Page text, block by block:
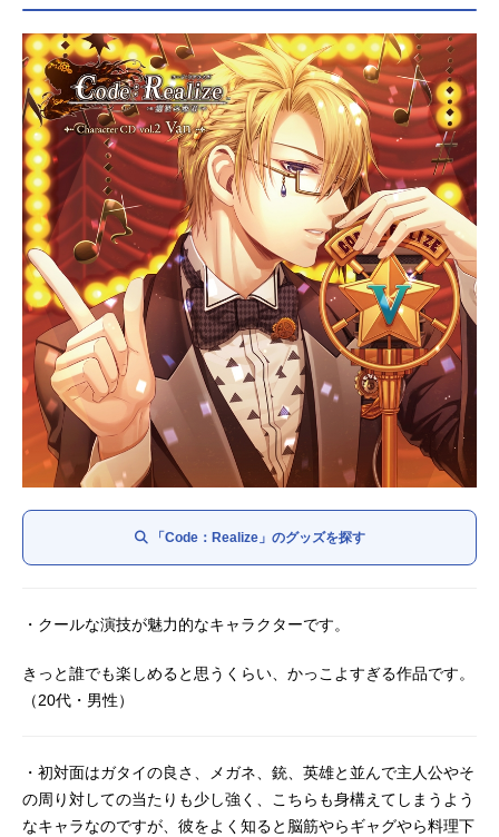
「Code：Realize」のグッズを探す
・クールな演技が魅力的なキャラクターです。
きっと誰でも楽しめると思うくらい、かっこよすぎる作品です。
（20代・男性）
・初対面はガタイの良さ、メガネ、銃、英雄と並んで主人公やそ
の周り対しての当たりも少し強く、こちらも身構えてしまうよう
なキャラなのですが、彼をよく知ると脳筋やらギャグやら料理下